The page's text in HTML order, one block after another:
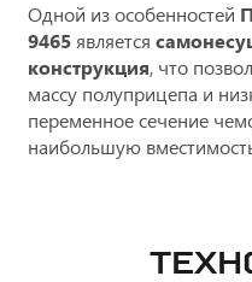
Одной из особенностей
9465 является
конструкция, что
массу полуприцепа и
переменное сечение
наибольшую